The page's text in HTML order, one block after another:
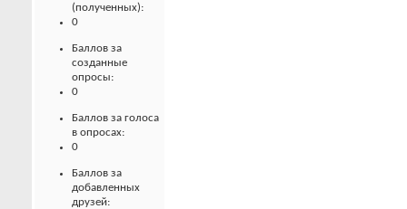
(полученных):
0
Баллов за
созданные
опросы:
0
Баллов за голоса
в опросах:
0
Баллов за
добавленных
друзей: